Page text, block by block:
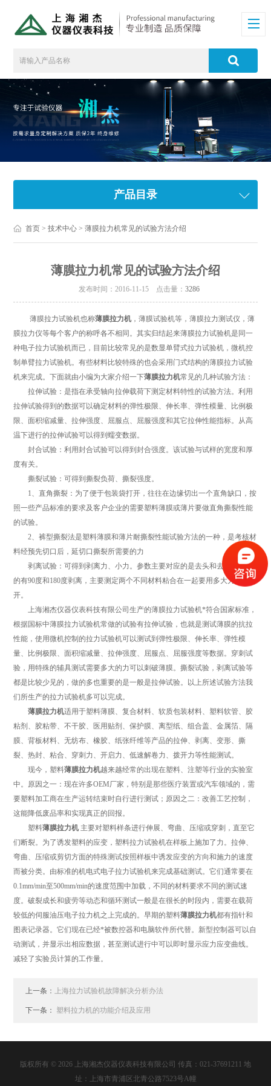
产品目录
首页 >技术中心 > 薄膜拉力机常见的试验方法介绍
薄膜拉力机常见的试验方法介绍
发布时间：2016-11-15 点击量： 3286
薄膜拉力试验机也称薄膜拉力机 ，薄膜试验机等，薄膜拉力测试仪，薄
膜拉力仪等每个客户的称呼各不相同。其实归结起来薄膜拉力试验机是同一
种电子拉力试验机而已，目前比较常见的是数显单臂式拉力试验机，微机控
制单臂拉力试验机。有些材料比较特殊的也会采用门式结构的薄膜拉力试验
机来完成。下面就由小编为大家介绍一下薄膜拉力机常见的几种试验方法：
拉伸试验：是指在承受轴向拉伸载荷下测定材料特性的试验方法。利用
拉伸试验得到的数据可以确定材料的弹性极限、伸长率、弹性模量、比例极
限、面积缩减量、拉伸强度、屈服点、屈服强度和其它拉伸性能指标。从高
温下进行的拉伸试验可以得到蠕变数据。
封合试验：利用封合试验可以得到封合强度。该试验与试样的宽度和厚
度有关。
撕裂试验：可得到撕裂负荷、撕裂强度。
1、直角撕裂：为了便于包装袋打开，往往在边缘切出一个直角缺口，按
照一些产品标准的要求及客户企业的需要塑料薄膜或薄片要做直角撕裂性能
的试验。
2、裤型撕裂法是塑料薄膜和薄片耐撕裂性能试验方法的一种，是考核材
料经预先切口后，延切口撕裂所需要的力
剥离试验：可得到剥离力、小力。参数主要对应的是去头和去尾。常规
的有90度和180度剥离，主要测定两个不同材料粘合在一起要用多大力值拉
开。
上海湘杰仪器仪表科技有限公司生产的薄膜拉力试验机*符合国家标准，
根据国标中薄膜拉力试验机常做的试验有拉伸试验，也就是测试薄膜的抗拉
性能，使用微机控制的拉力试验机可以测试到弹性极限、伸长率、弹性模
量、比例极限、面积缩减量、拉伸强度、屈服点、屈服强度等数据。穿刺试
验，用特殊的辅具测试需要多大的力可以刺破薄膜。撕裂试验，剥离试验等
都是比较少见的，做的多也重要的是一般是拉伸试验。以上所述试验方法我
们所生产的拉力试验机多可以完成。
薄膜拉力机适用于塑料薄膜、复合材料、软质包装材料、塑料软管、胶
粘剂、胶粘带、不干胶、医用贴剂、保护膜、离型纸、组合盖、金属箔、隔
膜、背板材料、无纺布、橡胶、纸张纤维等产品的拉伸、剥离、变形、撕
裂、热封、粘合、穿刺力、开启力、低速解卷力、拨开力等性能测试。
现今，塑料薄膜拉力机越来越经常的出现在塑料、注塑等行业的实验室
中。原因之一：现在许多OEM厂家，特别是那些医疗装置或汽车领域的，需
要塑料加工商在生产运转结束时自行进行测试；原因之二：改善工艺控制，
这能降低废品率和实现真正的回报。
塑料薄膜拉力机 主要对塑料样条进行伸展、弯曲、压缩或穿刺，直至它
们断裂。为了诱发塑料的应变，塑料拉力试验机在样板上施加了力。拉伸、
弯曲、压缩或剪切方面的特殊测试按照样板中诱发应变的方向和施力的速度
而被分类。由标准的机电式电子拉力试验机来完成基础测试。它们通常要在
0.1mm/min至500mm/min的速度范围中加载，不同的材料要求不同的测试速
度。破裂成长和疲劳等动态和循环测试一般是在很长的时段内，需要在载荷
较低的伺服油压电子拉力机之上完成的。早期的塑料薄膜拉力机都有指针和
图表记录器。它们现在已经*被数控器和电脑软件所代替。新型控制器可以自
动测试，并显示出相应数据，甚至测试进行中可以即时显示应力应变曲线。
减轻了实验员计算的工作量。
上一条： 上海拉力试验机故障解决分析办法
下一条： 塑料拉力机的功能介绍及应用
版权所有 © 2026 上海湘杰仪器仪表科技有限公司 传真：021-37691211 地
址：上海市青浦区北青公路7523号A幢